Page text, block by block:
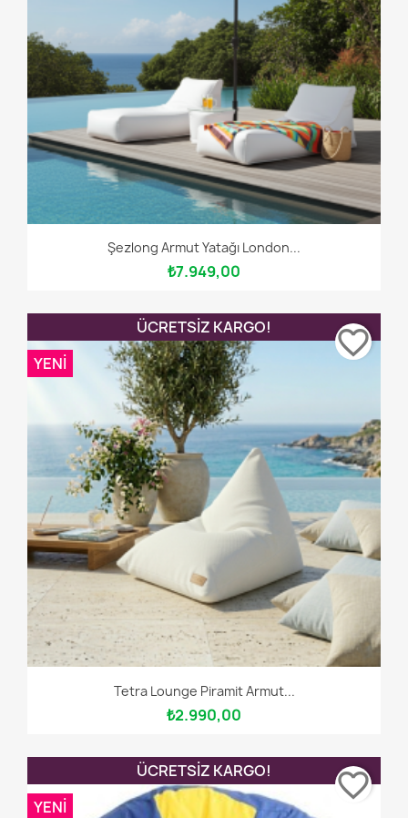
Şezlong Armut Yatağı London...
₺7.949,00
Tetra Lounge Piramit Armut...
₺2.990,00
ÜCRETSIZ KARGO!
YENI
favorite_border
ÜCRETSIZ KARGO!
YENI
favorite_border